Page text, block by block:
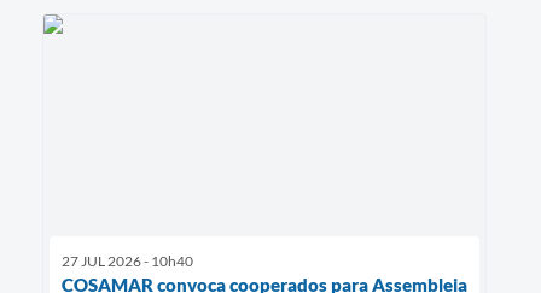
27 JUL 2026 - 10h40
COSAMAR convoca cooperados para Assembleia